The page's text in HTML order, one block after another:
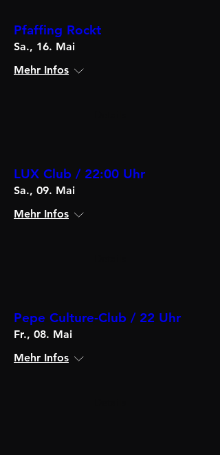
Pfaffing Rockt
Sa., 16. Mai
Mehr Infos
LUX Club / 22:00 Uhr
Sa., 09. Mai
Mehr Infos
Pepe Culture-Club / 22 Uhr
Fr., 08. Mai
Mehr Infos